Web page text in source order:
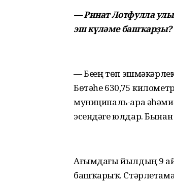
— Ринат Лотфулла
эш күләме башҡарҙы?
— Беҙҙең төп
Бөтәһе 630,75
муниципаль-ара
эсендәге юлдар. Бынан
Ағымдағы йылдың 9
башҡарҙыҡ.